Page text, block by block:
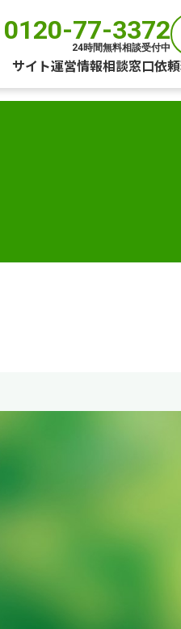
0120-77-3372
24時間無料相談受付中
サイト運営情報相談窓口依